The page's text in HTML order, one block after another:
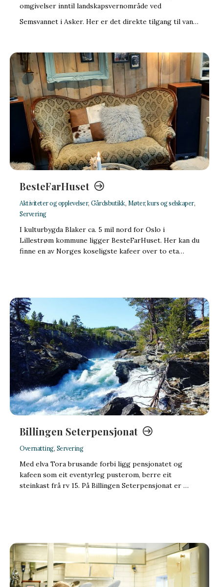
omgivelser inntil landskapsvernområde ved
Semsvannet i Asker. Her er det direkte tilgang til van…
BesteFarHuset
Aktiviteter og opplevelser, Gårdsbutikk, Møter, kurs og selskaper,
Servering
I kulturbygda Blaker ca. 5 mil nord for Oslo i
Lillestrøm kommune ligger BesteFarHuset. Her kan du
finne en av Norges koseligste kafeer over to eta…
Billingen Seterpensjonat
Overnatting, Servering
Med elva Tora brusande forbi ligg pensjonatet og
kafeen som eit eventyrleg pusterom, berre eit
steinkast frå rv 15. På Billingen Seterpensjonat er …